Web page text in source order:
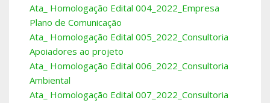
Ata_ Homologação Edital 004_2022_Empresa
Plano de Comunicação
Ata_ Homologação Edital 005_2022_Consultoria
Apoiadores ao projeto
Ata_ Homologação Edital 006_2022_Consultoria
Ambiental
Ata_ Homologação Edital 007_2022_Consultoria